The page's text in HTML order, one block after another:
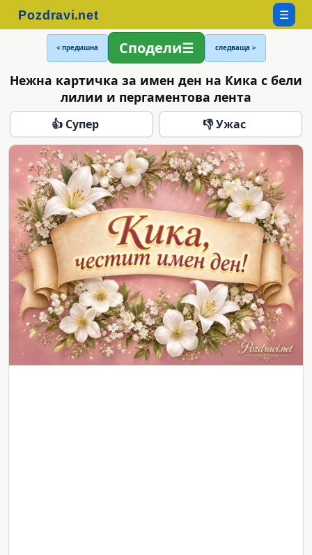
☰
< предишна Сподели следваща >
Нежна картичка за имен ден на Кика с бели
лилии и пергаментова лента
👍 Супер 👎 Ужас